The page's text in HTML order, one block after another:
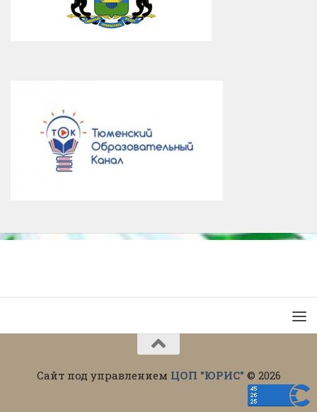
Сайт под управлением ЦОП "ЮРИС" © 2026